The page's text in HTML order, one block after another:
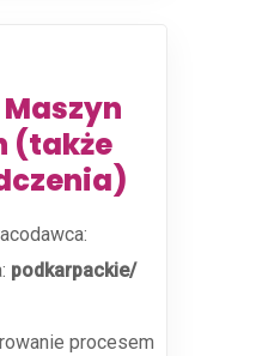
(także
podkarpackie/
procesem